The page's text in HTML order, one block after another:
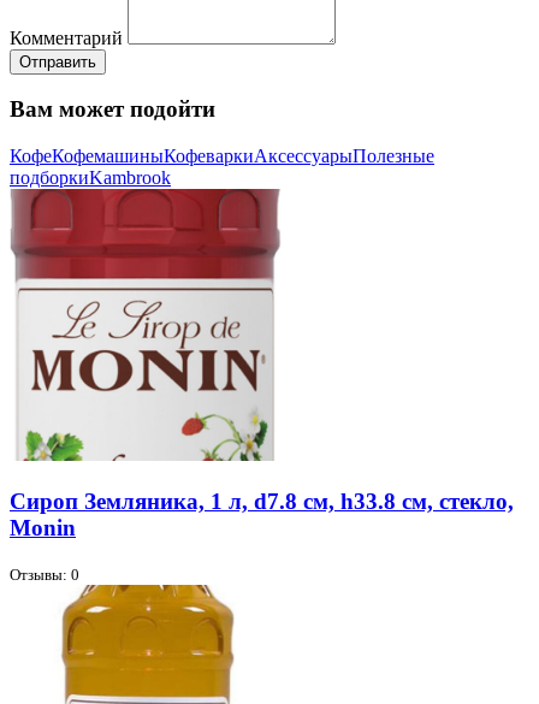
Комментарий
Отправить
Вам может подойти
КофеКофемашиныКофеваркиАксессуарыПолезные
подборкиKambrook
Сироп Земляника, 1 л, d7.8 см, h33.8 см, стекло,
Monin
Отзывы: 0